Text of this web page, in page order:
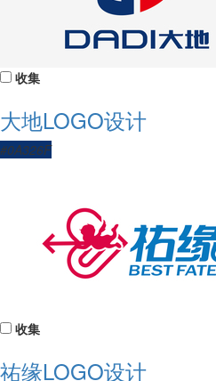
收集
大地LOGO设计
#0A326F
收集
祐缘LOGO设计